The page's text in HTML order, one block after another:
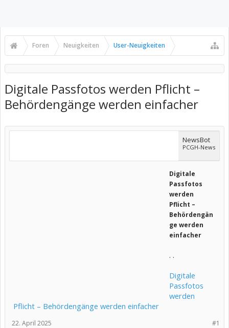
Foren Neuigkeiten User-Neuigkeiten
Digitale Passfotos werden Pflicht –
Behördengänge werden einfacher
NewsBot
PCGH-News
Digitale
Passfotos
werden
Pflicht –
Behördengän
ge werden
einfacher
. .
Digitale
Passfotos
werden
Pflicht – Behördengänge werden einfacher
#1
22. April 2025